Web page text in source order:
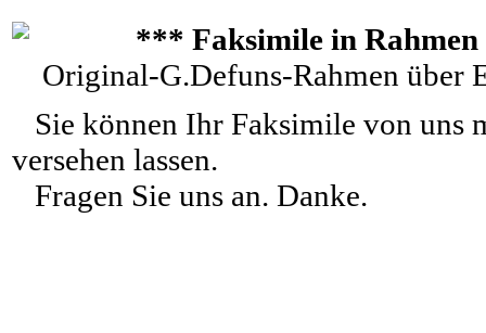
*** Faksimile in
Original-G.Defuns-Rahmen über
Sie können Ihr Faksimile von uns
versehen lassen.
Fragen Sie uns an. Danke.